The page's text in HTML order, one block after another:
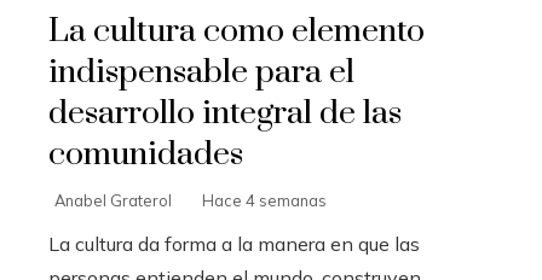
La cultura como elemento
indispensable para el
desarrollo integral de las
comunidades
Anabel Graterol Hace 4 semanas
La cultura da forma a la manera en que las